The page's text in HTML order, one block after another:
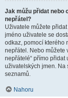
Jak můžu přidat nebo
nepřátel?
Uživatele můžete
jméno uživatele se
odkaz, pomocí kterého
nepřátel. Nebo můžete
nepřátelé“ přímo
uživatelských jmen. Na
seznamů.
Nahoru